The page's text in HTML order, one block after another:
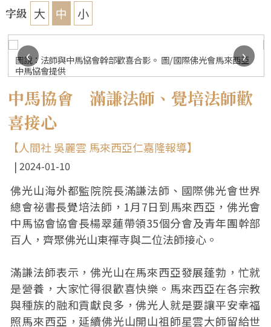
字級 大 中 小
圖說：法師與中馬協會幹部歡喜合影。 圖/國際佛光會馬來西亞
中馬協會提供
‹
›
中馬協會 滿謙法師、覺培法師歡
喜接心
【人間社 吳麗雲 馬來西亞仁嘉隆報導】
2024-01-10
佛光山海外都監院院長滿謙法師、國際佛光會世界
總會祕書長覺培法師，1月7日到馬來西亞，佛光會
中馬協會協會長楊翠蓮帶領35個分會及青年團幹部
百人，齊聚佛光山東禪寺與二位法師接心。
滿謙法師表示，佛光山在馬來西亞發展蓬勃，忙就
是營養，大家忙得很歡喜快樂。馬來西亞在各宗教
與種族的融和貢獻良多，佛光人就是要讓平安幸福
照馬來西亞，延續佛光山開山祖師星雲大師留給世